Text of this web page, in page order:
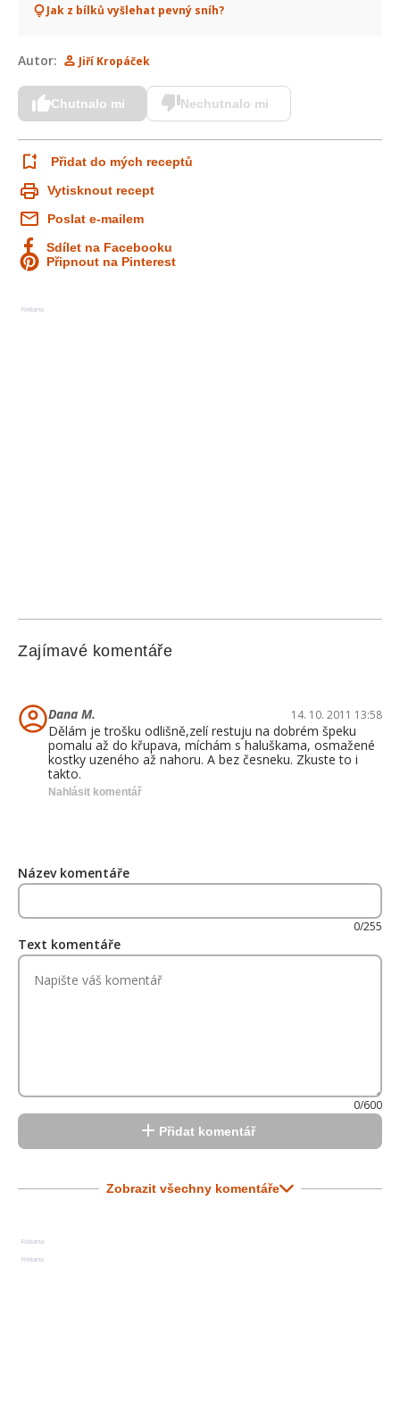
Jak z bílků vyšlehat pevný sníh?
Autor: Jiří Kropáček
Chutnalo mi Nechutnalo mi
Přidat do mých receptů
Vytisknout recept
Poslat e-mailem
Sdílet na Facebooku
Připnout na Pinterest
Reklama
Zajímavé komentáře
Dana M. 14. 10. 2011 13:58
Dělám je trošku odlišně,zelí restuju na dobrém špeku
pomalu až do křupava, míchám s haluškama, osmažené
kostky uzeného až nahoru. A bez česneku. Zkuste to i
takto.
Nahlásit komentář
Název komentáře
0/255
Text komentáře
0/600
Přidat komentář
Zobrazit všechny komentáře
Reklama
Reklama